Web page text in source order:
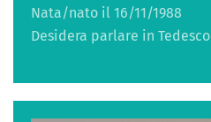
Nata/nato il 16/11/1988
Desidera parlare in Tedesco